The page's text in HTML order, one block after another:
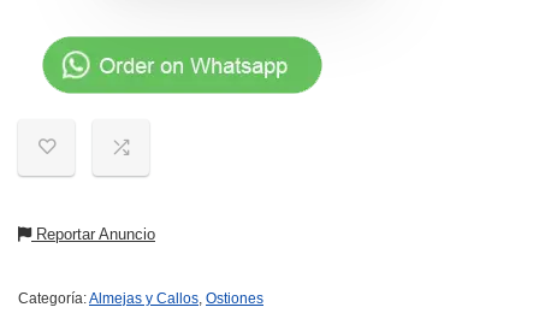
Reportar Anuncio
Categoría:Almejas y Callos, Ostiones